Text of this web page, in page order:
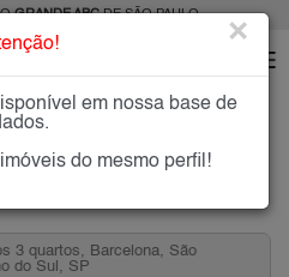
GRANDE ABCDE SÃO PAULO
SÃO CAETANO DO SUL
São Caetano do Sul
3 quartos, Barcelona, São
do Sul, SP
×
em nossa base de
do mesmo perfil!